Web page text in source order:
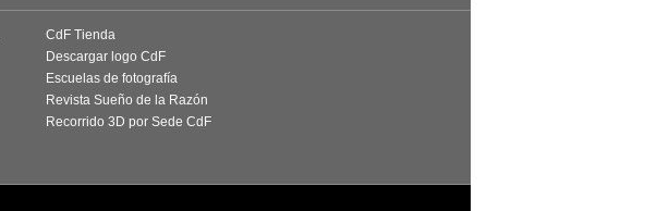
CdF Tienda
Descargar logo CdF
Escuelas de fotografía
Revista Sueño de la Razón
Recorrido 3D por Sede CdF